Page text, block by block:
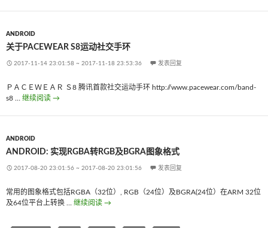
ANDROID
关于PACEWEAR S8运动社交手环
2017-11-14 23:01:58 ~ 2017-11-18 23:53:36 发表回复
ＰＡＣＥＷＥＡＲ Ｓ8 腾讯首款社交运动手环 http://www.pacewear.com/band-
s8 … 继续阅读 关于Pacewear S8运动社交手环
→
ANDROID
ANDROID: 实现RGBA转RGB及BGRA图象格式
2017-08-20 23:01:56 ~ 2017-08-20 23:01:56 发表回复
常用的图象格式包括RGBA（32位）, RGB（24位）及BGRA(24位）在ARM 32位
及64位平台上转换 … 继续阅读 Android: 实现RGBA转RGB及BGRA图象格式
→